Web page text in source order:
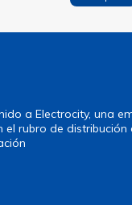
a Electrocity, una
rubro de distribución